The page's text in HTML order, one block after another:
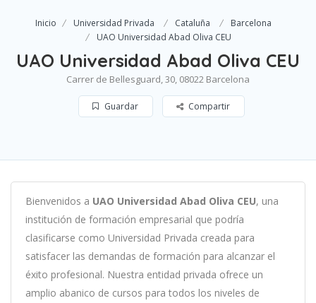
Inicio Universidad Privada Cataluña
Barcelona
UAO Universidad Abad Oliva CEU
UAO Universidad Abad Oliva CEU
Carrer de Bellesguard, 30, 08022 Barcelona
Guardar Compartir
Bienvenidos a UAO Universidad Abad Oliva CEU, una
institución de formación empresarial que podría
clasificarse como Universidad Privada creada para
satisfacer las demandas de formación para alcanzar el
éxito profesional. Nuestra entidad privada ofrece un
amplio abanico de cursos para todos los niveles de